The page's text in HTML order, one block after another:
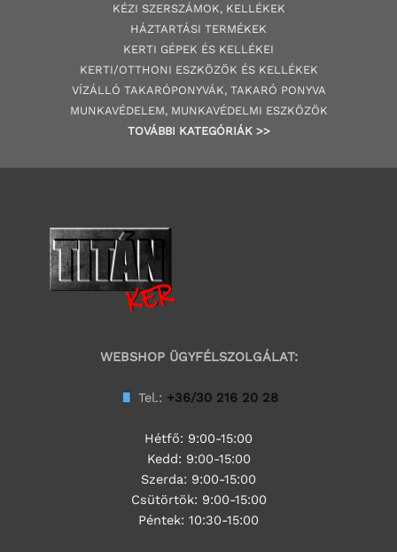
KÉZI SZERSZÁMOK, KELLÉKEK
HÁZTARTÁSI TERMÉKEK
KERTI GÉPEK ÉS KELLÉKEI
KERTI/OTTHONI ESZKÖZÖK ÉS KELLÉKEK
VÍZÁLLÓ TAKARÓPONYVÁK, TAKARÓ PONYVA
MUNKAVÉDELEM, MUNKAVÉDELMI ESZKÖZÖK
TOVÁBBI KATEGÓRIÁK >>
WEBSHOP ÜGYFÉLSZOLGÁLAT:
Tel.: +36/30 216 20 28
Hétfő: 9:00-15:00
Kedd: 9:00-15:00
Szerda: 9:00-15:00
Csütörtök: 9:00-15:00
Péntek: 10:30-15:00